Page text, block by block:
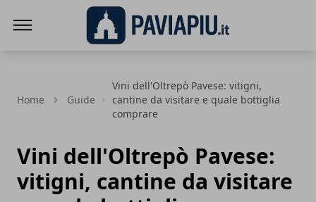
Home Guide
Vini dell'Oltrepò Pavese: vitigni,
cantine da visitare e quale bottiglia
comprare
Vini dell'Oltrepò Pavese:
vitigni, cantine da visitare